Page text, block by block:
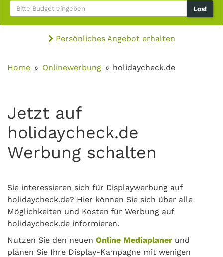
Los!
Persönliches Angebot erhalten
Home Onlinewerbung holidaycheck.de
Jetzt auf
holidaycheck.de
Werbung schalten
Sie interessieren sich für Displaywerbung auf
holidaycheck.de? Hier können Sie sich über alle
Möglichkeiten und Kosten für Werbung auf
holidaycheck.de informieren.
Nutzen Sie den neuen Online Mediaplaner und
planen Sie Ihre Display-Kampagne mit wenigen